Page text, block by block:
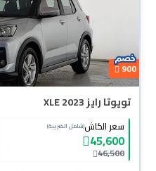
900
تويوتا رايز XLE 2023
سعر الكاش(شامل الضريبة)
45,600
46,500